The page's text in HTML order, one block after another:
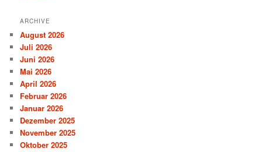
ARCHIVE
August 2026
Juli 2026
Juni 2026
Mai 2026
April 2026
Februar 2026
Januar 2026
Dezember 2025
November 2025
Oktober 2025